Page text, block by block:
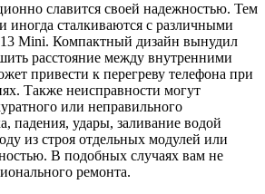
славится своей надежностью. Тем
иногда сталкиваются с различными
Mini. Компактный дизайн вынудил
расстояние между внутренними
привести к перегреву телефона при
Также неисправности могут
или неправильного
падения, удары, заливание водой
из строя отдельных модулей или
В подобных случаях вам не
ремонта.